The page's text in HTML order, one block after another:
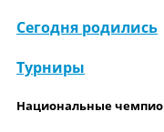
Сегодня родились
Турниры
Национальные